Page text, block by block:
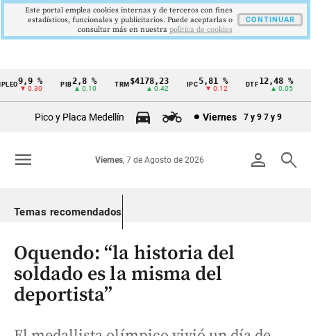
Cintillo
Colombia
9,9 %
▼ 0.30
2,8 %
▲ 0.10
TRM$4178,23
▲ 0.42
5,81 %
▼ 0.12
DTF12,48 %
▲ 0.05
Pico y Placa Medellín Viernes 7 y 9 7 y 9
person search
Viernes, 7 de Agosto de 2026
menu
Temas recomendados
Oquendo: “la historia del
soldado es la misma del
deportista”
Este portal emplea cookies internas y de terceros con fines
estadísticos, funcionales y publicitarios. Puede aceptarlas o
consultar más en nuestra politica de cookies
CONTINUAR